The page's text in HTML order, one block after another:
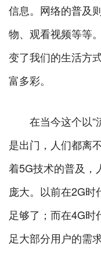
信息。网络的普及
物、观看视频等等
变了我们的生活方
富多彩。
在当今这个以“
是出门，人们都离
着5G技术的普及，
庞大。以前在2G
足够了；而在4G
足大部分用户的需